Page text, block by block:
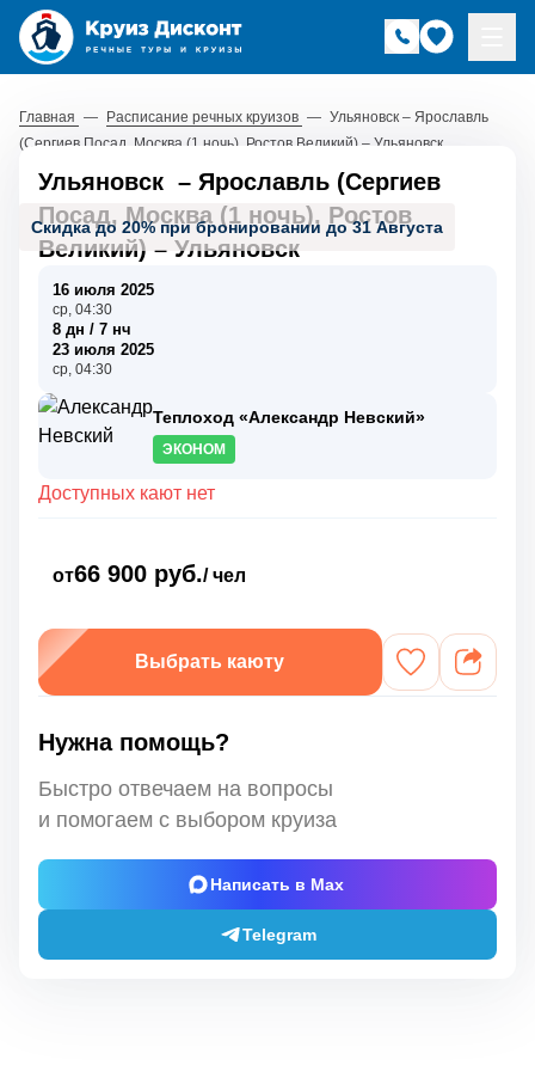
Главная — Расписание речных круизов — Ульяновск – Ярославль
(Сергиев Посад, Москва (1 ночь), Ростов Великий) – Ульяновск
Скидка до 20% при бронировании до 31 Августа
Ульяновск – Ярославль (Сергиев
Посад, Москва (1 ночь), Ростов
Великий) – Ульяновск
16 июля 2025
ср, 04:30
8 дн / 7 нч
23 июля 2025
ср, 04:30
Теплоход «Александр Невский»
ЭКОНОМ
Доступных кают нет
от66 900 руб./ чел
Выбрать каюту
Нужна помощь?
Быстро отвечаем на вопросы
и помогаем с выбором круиза
Написать в Max
Telegram